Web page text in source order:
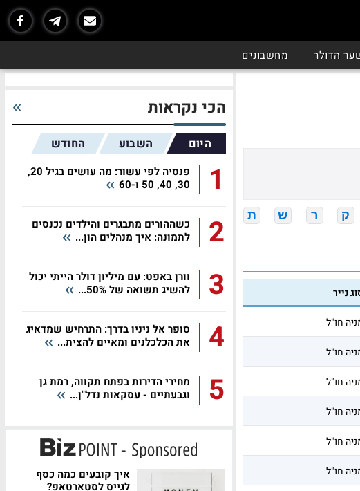
הדולר מחשבונים
ק ר ש ת
נייר
חו"ל
חו"ל
חו"ל
חו"ל
חו"ל
חו"ל
הכי נקראות
היום השבוע החודש
1
פנסיה לפי עשור: מה עושים בגיל 20,
30, 40, 50 ו-60
2
כשההורים מתבגרים והילדים נכנסים
לתמונה: איך מנהלים הון...
3
וורן באפט: עם מיליון דולר הייתי יכול
להשיג תשואה של 50%...
4
סופר אל ניניו בדרך: התרחיש שמדאיג
את הכלכלנים ומאיים להצית...
5
מחירי הדירות בפתח תקווה, רמת גן
וגבעתיים - עסקאות נדל"ן...
איך קובעים כמה כסף
לגייס לסטארטאפ?